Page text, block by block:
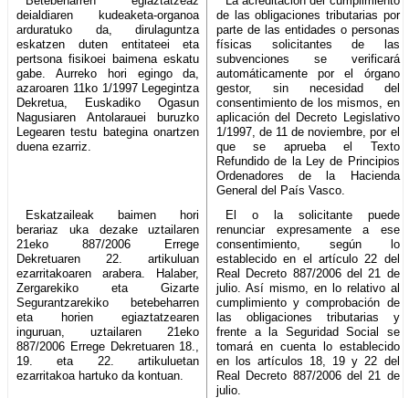
deialdiaren kudeaketa-organoa
arduratuko da, dirulaguntza
eskatzen duten entitateei eta
pertsona fisikoei baimena eskatu
gabe. Aurreko hori egingo da,
azaroaren 11ko 1/1997 Legegintza
Dekretua, Euskadiko Ogasun
Nagusiaren Antolarauei buruzko
Legearen testu bategina onartzen
duena ezarriz.
de las obligaciones tributarias por
parte de las entidades o personas
físicas solicitantes de las
subvenciones se verificará
automáticamente por el órgano
gestor, sin necesidad del
consentimiento de los mismos, en
aplicación del Decreto Legislativo
1/1997, de 11 de noviembre, por el
que se aprueba el Texto
Refundido de la Ley de Principios
Ordenadores de la Hacienda
General del País Vasco.
Eskatzaileak baimen hori
berariaz uka dezake uztailaren
21eko 887/2006 Errege
Dekretuaren 22. artikuluan
ezarritakoaren arabera. Halaber,
Zergarekiko eta Gizarte
Segurantzarekiko betebeharren
eta horien egiaztatzearen
inguruan, uztailaren 21eko
887/2006 Errege Dekretuaren 18.,
19. eta 22. artikuluetan
ezarritakoa hartuko da kontuan.
El o la solicitante puede
renunciar expresamente a ese
consentimiento, según lo
establecido en el artículo 22 del
Real Decreto 887/2006 del 21 de
julio. Así mismo, en lo relativo al
cumplimiento y comprobación de
las obligaciones tributarias y
frente a la Seguridad Social se
tomará en cuenta lo establecido
en los artículos 18, 19 y 22 del
Real Decreto 887/2006 del 21 de
julio.